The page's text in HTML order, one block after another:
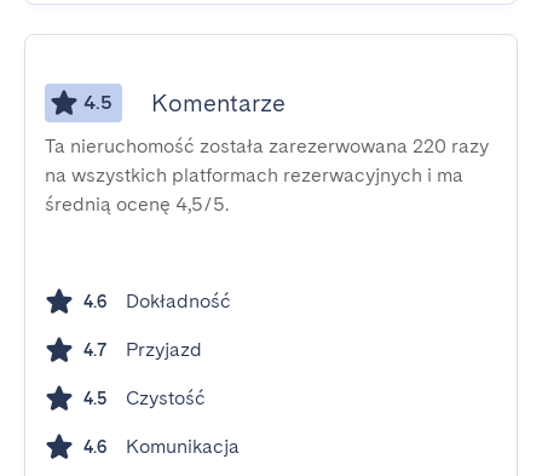
4.5 Komentarze
Ta nieruchomość została zarezerwowana 220 razy
na wszystkich platformach rezerwacyjnych i ma
średnią ocenę 4,5/5.
4.6 Dokładność
4.7 Przyjazd
4.5 Czystość
4.6 Komunikacja